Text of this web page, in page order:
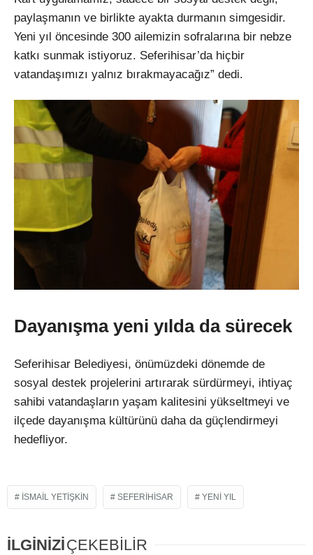
paylaşmanın ve birlikte ayakta durmanın simgesidir.
Yeni yıl öncesinde 300 ailemizin sofralarına bir nebze
katkı sunmak istiyoruz. Seferihisar’da hiçbir
vatandaşımızı yalnız bırakmayacağız” dedi.
Dayanışma yeni yılda da sürecek
Seferihisar Belediyesi, önümüzdeki dönemde de
sosyal destek projelerini artırarak sürdürmeyi, ihtiyaç
sahibi vatandaşların yaşam kalitesini yükseltmeyi ve
ilçede dayanışma kültürünü daha da güçlendirmeyi
hedefliyor.
ISMAIL YETIŞKIN SEFERIHISAR YENI YIL
İLGİNİZİÇEKEBİLİR